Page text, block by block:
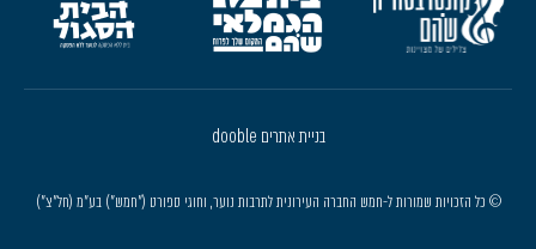
© כל הזכויות שמורות ל-חמש החברה העירונית לתרבות נוער, וחוגי ספורט ("חמש") בע"מ (חל"צ")
בניית אתרים dooble